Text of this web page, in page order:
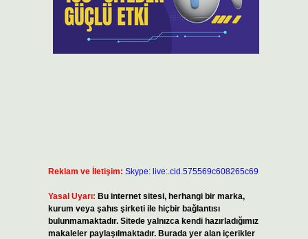
Reklam ve İletişim: Skype: live:.cid.575569c608265c69
Yasal Uyarı: Bu internet sitesi, herhangi bir marka,
kurum veya şahıs şirketi ile hiçbir bağlantısı
bulunmamaktadır. Sitede yalnızca kendi hazırladığımız
makaleler paylaşılmaktadır. Burada yer alan içerikler